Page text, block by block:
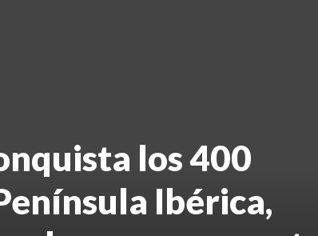
los 400
Ibérica,